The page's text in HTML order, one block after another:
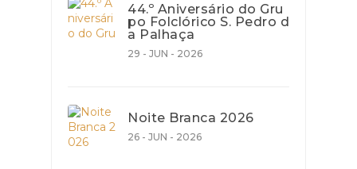
44.º Aniversário do Gru
po Folclórico S. Pedro d
a Palhaça
29 - JUN - 2026
Noite Branca 2026
26 - JUN - 2026